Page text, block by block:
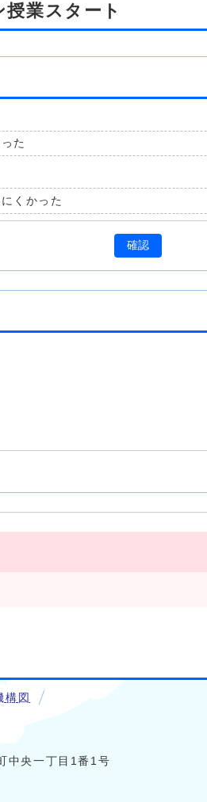
業スタート
た
くかった
確認
構図
中央一丁目1番1号